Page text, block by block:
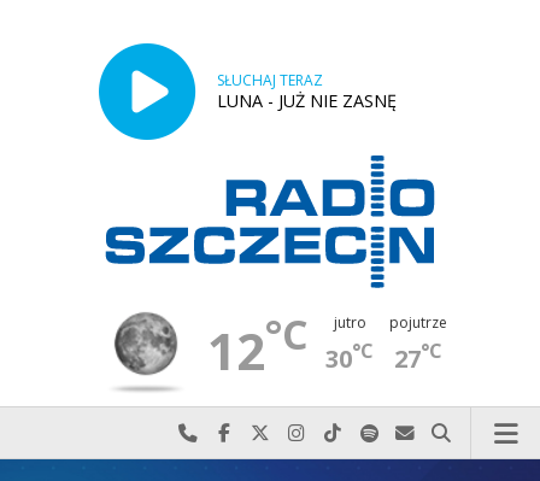
SŁUCHAJ TERAZ
LUNA - JUŻ NIE ZASNĘ
12°C jutro
30°C
pojutrze
27°C
Najlepiej po prostu do nas zadzwoń
Odwiedź nas na Facebook-u
Odwiedź nas na X
Odwiedź nas na Instagram-ie
Odwiedź nas na TikTok-u
Szukaj nas na Spotify
Wyślij do nas
Szukaj